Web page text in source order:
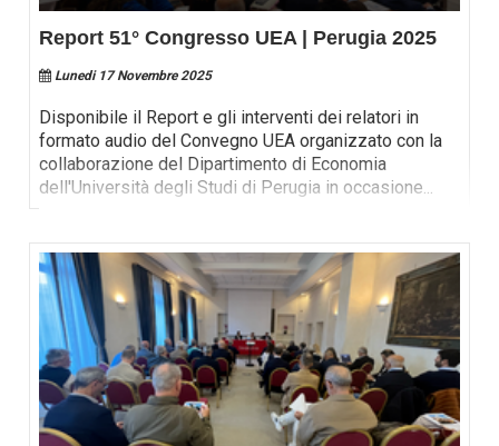
Report 51° Congresso UEA | Perugia 2025
Lunedi 17 Novembre 2025
Disponibile il Report e gli interventi dei relatori in
formato audio del Convegno UEA organizzato con la
collaborazione del Dipartimento di Economia
dell'Università degli Studi di Perugia in occasione...